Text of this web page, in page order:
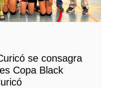
se consagra
Copa Black